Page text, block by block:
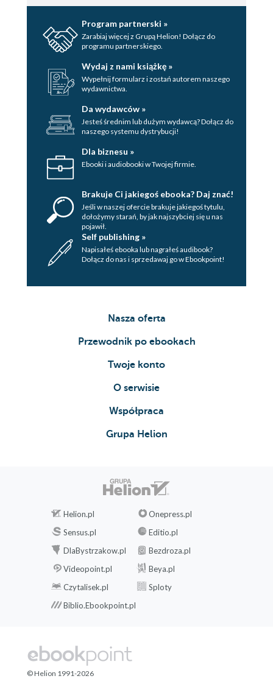
Program partnerski »
Zarabiaj więcej z Grupą Helion! Dołącz do
programu partnerskiego.
Wydaj z nami książkę »
Wypełnij formularz i zostań autorem naszego
wydawnictwa.
Da wydawców »
Jesteś średnim lub dużym wydawcą? Dołącz do
naszego systemu dystrybucji!
Dla biznesu »
Ebooki i audiobooki w Twojej firmie.
Brakuje Ci jakiegoś ebooka? Daj znać!
Jeśli w naszej ofercie brakuje jakiegoś tytulu,
dołożymy starań, by jak najszybciej się u nas
pojawił.
Self publishing »
Napisałeś ebooka lub nagrałeś audibook?
Dołącz do nas i sprzedawaj go w Ebookpoint!
Nasza oferta
Przewodnik po ebookach
Twoje konto
O serwisie
Współpraca
Grupa Helion
Helion.pl
Onepress.pl
Sensus.pl
Editio.pl
DlaBystrzakow.pl
Bezdroza.pl
Videopoint.pl
Beya.pl
Czytalisek.pl
Sploty
Biblio.Ebookpoint.pl
© Helion 1991-2026